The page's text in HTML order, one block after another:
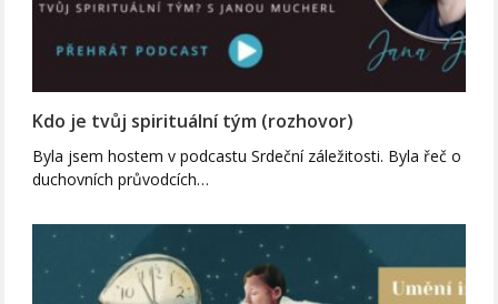
Kdo je tvůj spirituální tým (rozhovor)
Byla jsem hostem v podcastu Srdeční záležitosti. Byla řeč o
duchovních průvodcích…